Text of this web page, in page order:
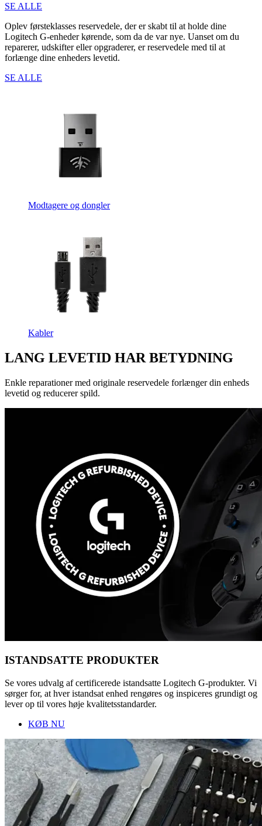
SE ALLE
Oplev førsteklasses reservedele, der er skabt til at holde dine
Logitech G-enheder kørende, som da de var nye. Uanset om du
reparerer, udskifter eller opgraderer, er reservedele med til at
forlænge dine enheders levetid.
SE ALLE
Modtagere og dongler
Kabler
LANG LEVETID HAR BETYDNING
Enkle reparationer med originale reservedele forlænger din enheds
levetid og reducerer spild.
ISTANDSATTE PRODUKTER
Se vores udvalg af certificerede istandsatte Logitech G-produkter. Vi
sørger for, at hver istandsat enhed rengøres og inspiceres grundigt og
lever op til vores høje kvalitetsstandarder.
KØB NU